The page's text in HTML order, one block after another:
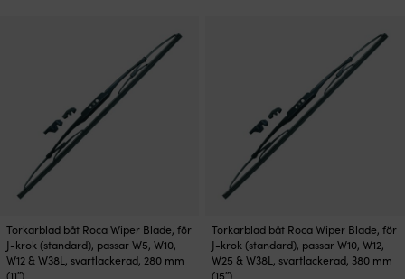
Torkarblad båt Roca Wiper Blade, för
J-krok (standard), passar W5, W10,
W12 & W38L, svartlackerad, 280 mm
(11″)
Torkarblad båt Roca Wiper Blade, för
J-krok (standard), passar W10, W12,
W25 & W38L, svartlackerad, 380 mm
(15″)